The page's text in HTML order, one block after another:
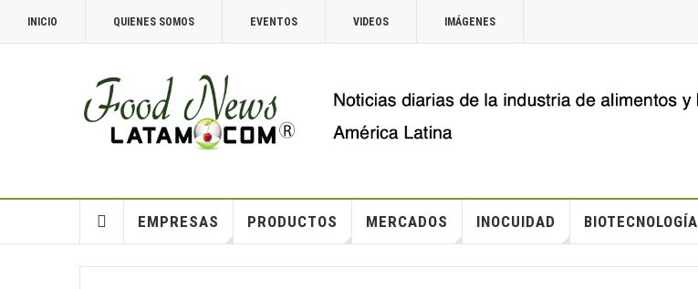
INICIO QUIENES SOMOS EVENTOS VIDEOS IMÁGENES
EMPRESAS PRODUCTOS MERCADOS INOCUIDAD BIOTECNOLOGÍA